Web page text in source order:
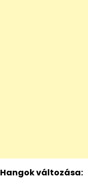
Hangok változása: